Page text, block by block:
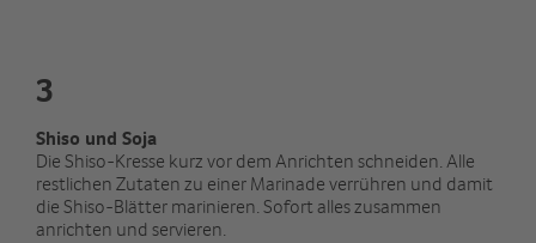
3
Shiso und Soja
Die Shiso-Kresse kurz vor dem Anrichten schneiden. Alle
restlichen Zutaten zu einer Marinade verrühren und damit
die Shiso-Blätter marinieren. Sofort alles zusammen
anrichten und servieren.